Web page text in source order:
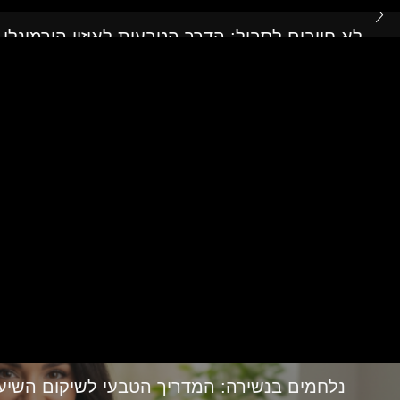
לא חייבים לסבול: הדרך הטבעית לאיזון
נלחמים בנשירה: המדריך הטבעי לשיקום